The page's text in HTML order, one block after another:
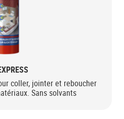
coller, jointer et reboucher
Sans solvants